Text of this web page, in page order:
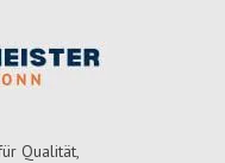
Qualität,